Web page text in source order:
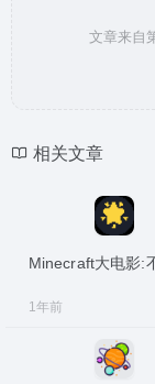
文章来自
相关文章
Minecraft大电影:
1年前